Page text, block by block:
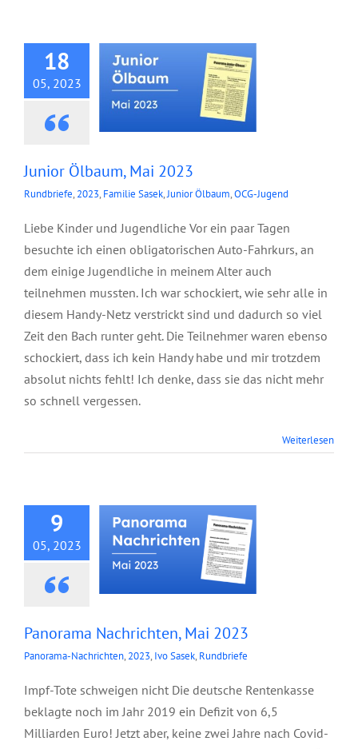
18
05, 2023
Junior Ölbaum, Mai 2023
Rundbriefe, 2023, Familie Sasek,Junior Ölbaum,OCG-Jugend
Liebe Kinder und Jugendliche Vor ein paar Tagen
besuchte ich einen obligatorischen Auto-Fahrkurs, an
dem einige Jugendliche in meinem Alter auch
teilnehmen mussten. Ich war schockiert, wie sehr alle in
diesem Handy-Netz verstrickt sind und dadurch so viel
Zeit den Bach runter geht. Die Teilnehmer waren ebenso
schockiert, dass ich kein Handy habe und mir trotzdem
absolut nichts fehlt! Ich denke, dass sie das nicht mehr
so schnell vergessen.
Weiterlesen
9
05, 2023
Panorama Nachrichten, Mai 2023
Panorama-Nachrichten, 2023, Ivo Sasek, Rundbriefe
Impf-Tote schweigen nicht Die deutsche Rentenkasse
beklagte noch im Jahr 2019 ein Defizit von 6,5
Milliarden Euro! Jetzt aber, keine zwei Jahre nach Covid-